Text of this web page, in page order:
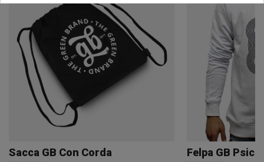
Sacca GB Con Corda Felpa GB Psico